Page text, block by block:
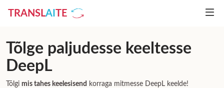
TRANSLAI TE
Tõlge paljudesse keeltesse
DeepL
Tõlgi mis tahes keelesisend korraga mitmesse DeepL keelde!